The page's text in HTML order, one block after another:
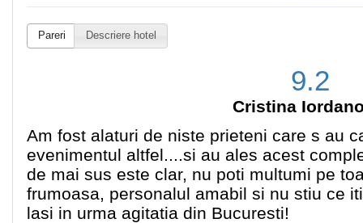
Pareri Descriere hotel
9.2
Cristina
Am fost alaturi de niste prieteni care s au
evenimentul altfel....si au ales acest
de mai sus este clar, nu poti multumi pe
frumoasa, personalul amabil si nu stiu ce
lasi in urma agitatia din Bucuresti!